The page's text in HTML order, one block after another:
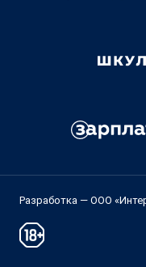
Разработка — ООО